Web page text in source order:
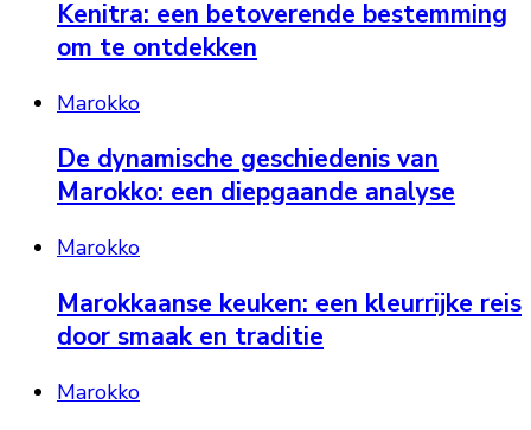
Kenitra: een betoverende bestemming
om te ontdekken
Marokko
De dynamische geschiedenis van
Marokko: een diepgaande analyse
Marokko
Marokkaanse keuken: een kleurrijke reis
door smaak en traditie
Marokko